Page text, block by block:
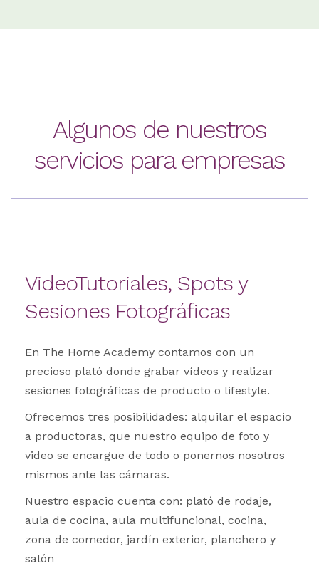
Algunos de nuestros
servicios para empresas
VideoTutoriales, Spots y
Sesiones Fotográficas
En The Home Academy contamos con un
precioso plató donde grabar vídeos y realizar
sesiones fotográficas de producto o lifestyle.
Ofrecemos tres posibilidades: alquilar el espacio
a productoras, que nuestro equipo de foto y
video se encargue de todo o ponernos nosotros
mismos ante las cámaras.
Nuestro espacio cuenta con: plató de rodaje,
aula de cocina, aula multifuncional, cocina,
zona de comedor, jardín exterior, planchero y
salón